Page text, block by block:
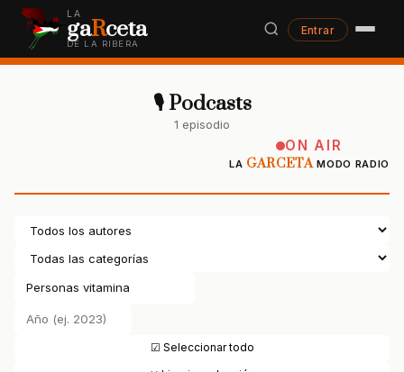
LA
gaRceta
DE LA RIBERA
Entrar
🎙 Podcasts
1 episodio
ON AIR
LA GARCETAMODO RADIO
☑ Seleccionar todo